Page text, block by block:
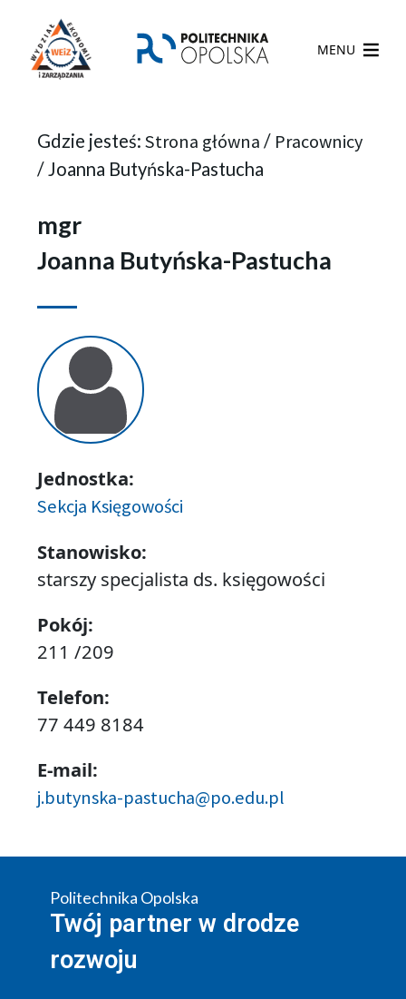
MENU
Gdzie jesteś: Strona główna / Pracownicy
/ Joanna Butyńska-Pastucha
mgr
Joanna Butyńska-Pastucha
Jednostka:
Sekcja Księgowości
Stanowisko:
starszy specjalista ds. księgowości
Pokój:
211 /209
Telefon:
77 449 8184
E-mail:
j.butynska-pastucha@po.edu.pl
Politechnika Opolska
Twój partner w drodze
rozwoju